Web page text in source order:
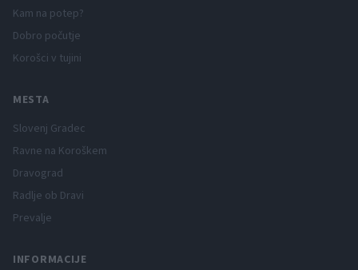
Kam na potep?
Dobro počutje
Korošci v tujini
MESTA
Slovenj Gradec
Ravne na Koroškem
Dravograd
Radlje ob Dravi
Prevalje
INFORMACIJE